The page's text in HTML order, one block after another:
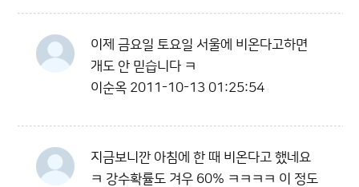
이제 금요일 토요일 서울에 비온다고하면
개도 안 믿습니다 ㅋ
이순옥 2011-10-13 01:25:54
지금보니깐 아침에 한 때 비온다고 했네요
ㅋ 강수확률도 겨우 60% ㅋㅋㅋㅋ 이 정도